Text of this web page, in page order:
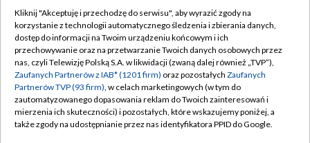
TVP
Abonament TVP
Emisja w TVP
Centrum informacji TVP
Naziemna Telewizja Cyfrowa
Regulamin TVP
Polityka prywatności
Moje zgody
Pomoc
Kliknij "Akceptuję i przechodzę do serwisu", aby wyrazić zgody na
korzystanie z technologii automatycznego śledzenia i zbierania danych,
dostęp do informacji na Twoim urządzeniu końcowym i ich
przechowywanie oraz na przetwarzanie Twoich danych osobowych przez
nas, czyli Telewizję Polską S.A. w likwidacji (zwaną dalej również „TVP”),
Zaufanych Partnerów z IAB* (1201 firm) oraz pozostałych Zaufanych
Partnerów TVP (93 firm), w celach marketingowych (w tym do
zautomatyzowanego dopasowania reklam do Twoich zainteresowań i
mierzenia ich skuteczności) i pozostałych, które wskazujemy poniżej, a
także zgody na udostępnianie przez nas identyfikatora PPID do Google.